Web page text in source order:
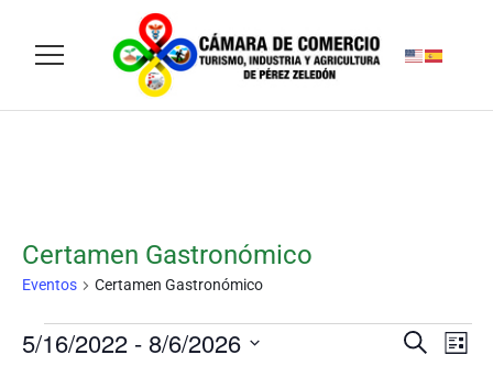
Certamen Gastronómico
Eventos Certamen Gastronómico
Buscar
de
Lista
5/16/2022 - 8/6/2026